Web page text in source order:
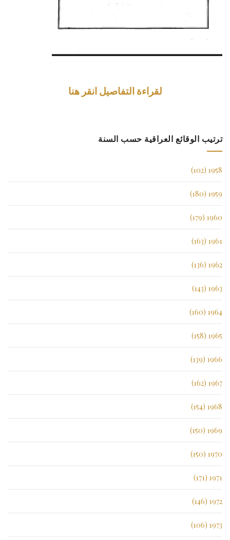
لقراءة التفاصيل انقر هنا
ترتيب الوقائع العراقية حسب السنة
1958 (102)
1959 (180)
1960 (179)
1961 (163)
1962 (136)
1963 (143)
1964 (160)
1965 (158)
1966 (139)
1967 (162)
1968 (154)
1969 (150)
1970 (150)
1971 (171)
1972 (146)
1973 (106)